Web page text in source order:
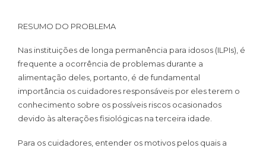
RESUMO DO PROBLEMA
Nas instituições de longa permanência para idosos (ILPIs), é
frequente a ocorrência de problemas durante a
alimentação deles, portanto, é de fundamental
importância os cuidadores responsáveis por eles terem o
conhecimento sobre os possíveis riscos ocasionados
devido às alterações fisiológicas na terceira idade.
Para os cuidadores, entender os motivos pelos quais a